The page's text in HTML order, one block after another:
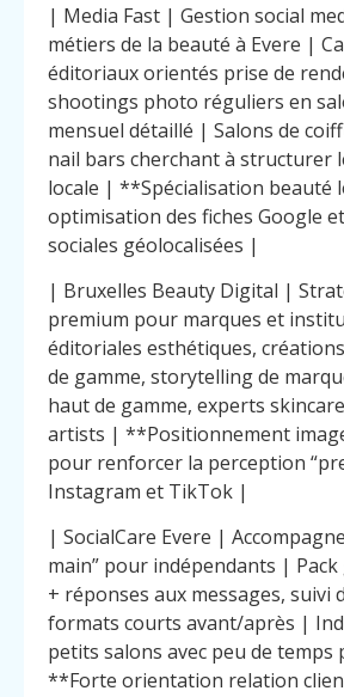
| Media Fast | Gestion social
métiers de la beauté à Evere |
éditoriaux orientés prise de
shootings photo réguliers en
mensuel détaillé | Salons de
nail bars cherchant à structurer
locale | **Spécialisation beauté
optimisation des fiches Google
sociales géolocalisées |
| Bruxelles Beauty Digital |
premium pour marques et
éditoriales esthétiques,
de gamme, storytelling de
haut de gamme, experts
artists | **Positionnement
pour renforcer la perception
Instagram et TikTok |
| SocialCare Evere |
main” pour indépendants |
+ réponses aux messages, suivi
formats courts avant/après |
petits salons avec peu de
**Forte orientation relation